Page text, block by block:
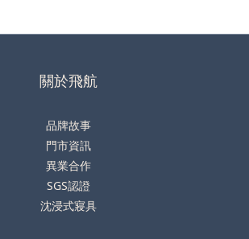
關於飛航
品牌故事
門市資訊
異業合作
SGS認證
沈浸式寢具